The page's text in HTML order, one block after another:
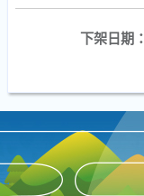
下架日期：